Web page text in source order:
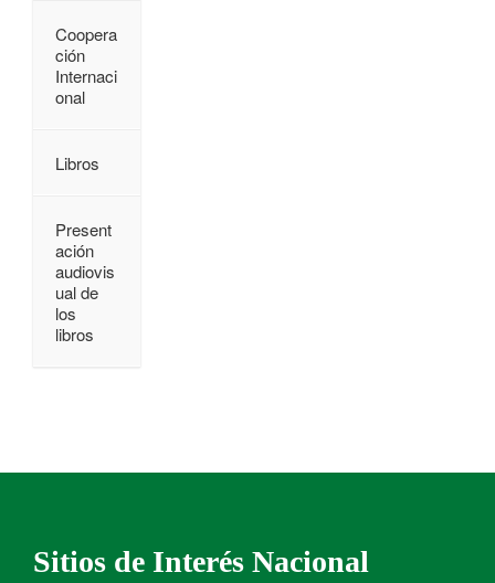
Coopera
ción
Internaci
onal
Libros
Present
ación
audiovis
ual de
los
libros
Sitios de Interés Nacional